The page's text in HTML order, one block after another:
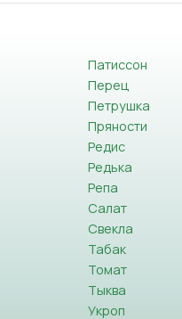
Патиссон
Перец
Петрушка
Пряности
Редис
Редька
Репа
Салат
Свекла
Табак
Томат
Тыква
Укроп